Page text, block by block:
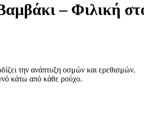
– Φιλική
την ανάπτυξη οσμών και ερεθισμών.
κάτω από κάθε ρούχο.